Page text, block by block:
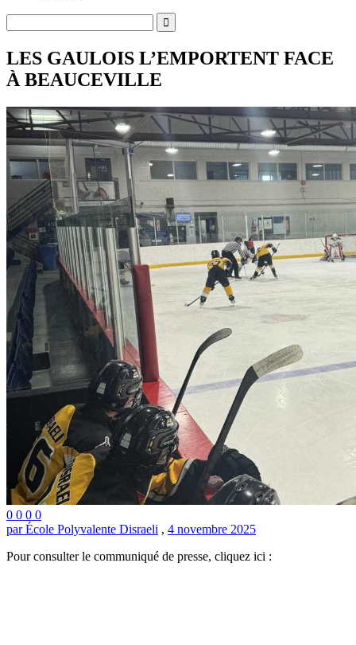
LES GAULOIS L’EMPORTENT FACE
À BEAUCEVILLE
0 0 0 0
par École Polyvalente Disraeli , 4 novembre 2025
Pour consulter le communiqué de presse, cliquez ici :